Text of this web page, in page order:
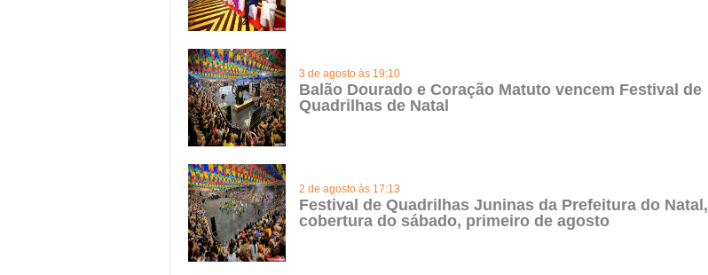
3 de agosto às 19:10
Balão Dourado e Coração Matuto vencem Festival de
Quadrilhas de Natal
2 de agosto às 17:13
Festival de Quadrilhas Juninas da Prefeitura do Natal,
cobertura do sábado, primeiro de agosto